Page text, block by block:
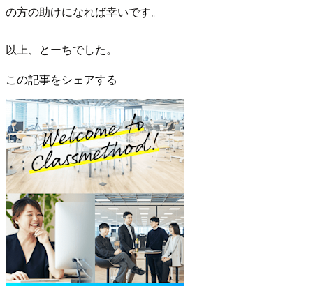
の方の助けになれば幸いです。
以上、とーちでした。
この記事をシェアする